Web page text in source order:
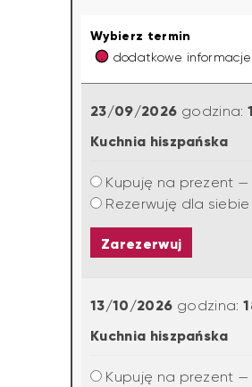
Wybierz termin
dodatkowe informacje!
23/09/2026 godzina:
Kuchnia hiszpańska
Kupuję na prezent —
Rezerwuję dla siebie
Zarezerwuj
13/10/2026 godzina:
Kuchnia hiszpańska
Kupuję na prezent —